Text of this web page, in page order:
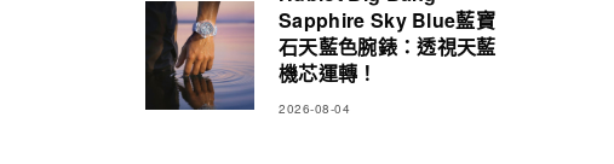
Sapphire Sky Blue藍寶
石天藍色腕錶：透視天藍
機芯運轉！
2026-08-04